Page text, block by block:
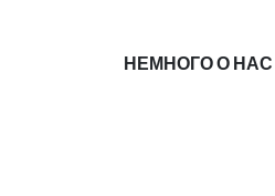
НЕМНОГО О НАС